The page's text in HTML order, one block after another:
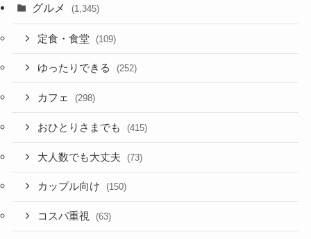
グルメ (1,345)
定食・食堂 (109)
ゆったりできる (252)
カフェ (298)
おひとりさまでも (415)
大人数でも大丈夫 (73)
カップル向け (150)
コスパ重視 (63)